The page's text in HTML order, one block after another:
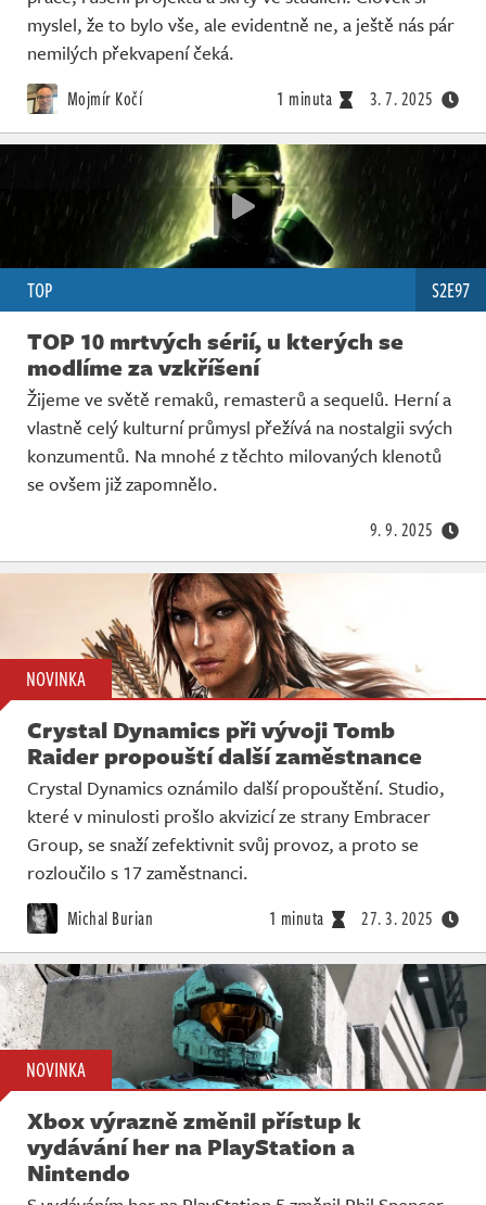
myslel, že to bylo vše, ale evidentně ne, a ještě nás pár
nemilých překvapení čeká.
Mojmír Kočí 1 minuta 3. 7. 2025
TOP S2E97
TOP 10 mrtvých sérií, u kterých se
modlíme za vzkříšení
Žijeme ve světě remaků, remasterů a sequelů. Herní a
vlastně celý kulturní průmysl přežívá na nostalgii svých
konzumentů. Na mnohé z těchto milovaných klenotů
se ovšem již zapomnělo.
9. 9. 2025
NOVINKA
Crystal Dynamics při vývoji Tomb
Raider propouští další zaměstnance
Crystal Dynamics oznámilo další propouštění. Studio,
které v minulosti prošlo akvizicí ze strany Embracer
Group, se snaží zefektivnit svůj provoz, a proto se
rozloučilo s 17 zaměstnanci.
Michal Burian 1 minuta 27. 3. 2025
NOVINKA
Xbox výrazně změnil přístup k
vydávání her na PlayStation a
Nintendo